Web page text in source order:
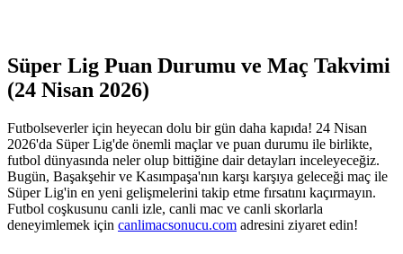
Süper Lig Puan Durumu ve Maç Takvimi
(24 Nisan 2026)
Futbolseverler için heyecan dolu bir gün daha kapıda! 24 Nisan
2026'da Süper Lig'de önemli maçlar ve puan durumu ile birlikte,
futbol dünyasında neler olup bittiğine dair detayları inceleyeceğiz.
Bugün, Başakşehir ve Kasımpaşa'nın karşı karşıya geleceği maç ile
Süper Lig'in en yeni gelişmelerini takip etme fırsatını kaçırmayın.
Futbol coşkusunu canli izle, canli mac ve canli skorlarla
deneyimlemek için canlimacsonucu.com adresini ziyaret edin!